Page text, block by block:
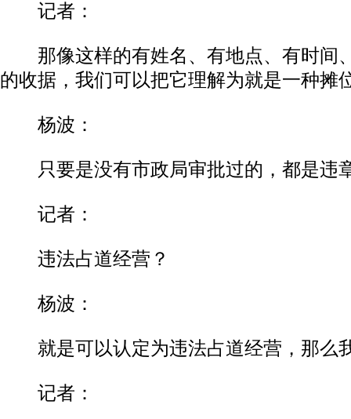
记者：
那像这样的有姓名、有地点、有时间
的收据，我们可以把它理解为就是一种摊
杨波：
只要是没有市政局审批过的，都是违
记者：
违法占道经营？
杨波：
就是可以认定为违法占道经营，那么
记者：